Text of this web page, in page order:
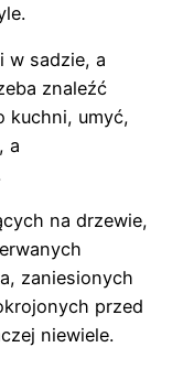
w sadzie, a
znaleźć
kuchni, umyć,
a
na drzewie,
zaniesionych
przed
niewiele.